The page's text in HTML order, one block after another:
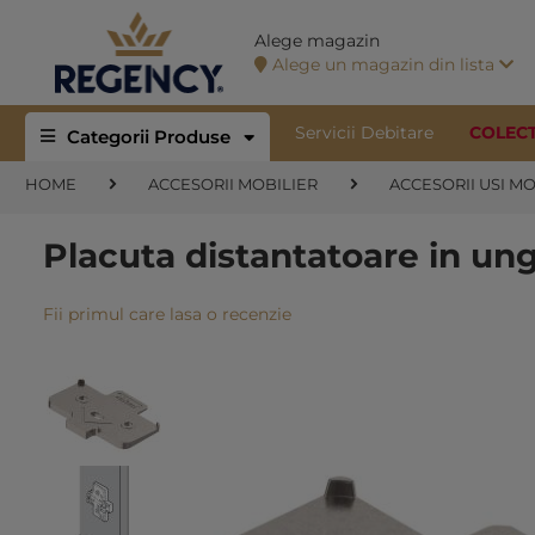
Alege magazin
Alege un magazin din lista
Categorii Produse Servicii Debitare
HOME ACCESORII MOBILIER ACCESORII USI
the
end
images
gallery
Placuta distantatoare in
Fii primul care lasa o recenzie